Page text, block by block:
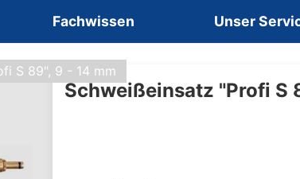
Fachwissen Unser
S 89", 9 - 14 mm
Schweißeinsatz "Profi S